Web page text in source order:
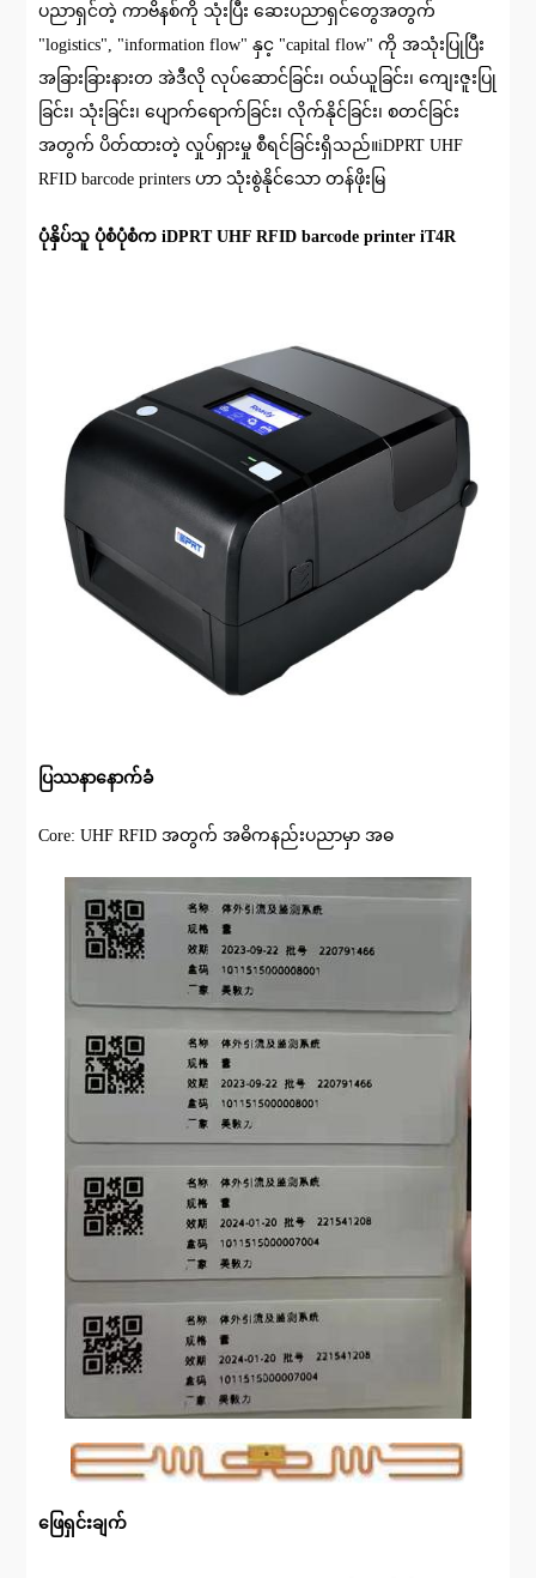
ပညာရှင်တဲ့ ကာဗိနစ်ကို သုံးပြီး ဆေးပညာရှင်တွေအတွက်
"logistics", "information flow" နှင့ "capital flow" ကို အသုံးပြုပြီး
အခြားခြားနားတ အဲဒီလို လုပ်ဆောင်ခြင်း၊ ဝယ်ယူခြင်း၊ ကျေးဇူးပြု
ခြင်း၊ သုံးခြင်း၊ ပျောက်ရောက်ခြင်း၊ လိုက်နိုင်ခြင်း၊ စတင်ခြင်း
အတွက် ပိတ်ထားတဲ့ လှုပ်ရှားမှု စီရင်ခြင်းရှိသည်။iDPRT UHF
RFID barcode printers ဟာ သုံးစွဲနိုင်သော တန်ဖိုးမြ
ပုံနှိပ်သူ ပုံစံပုံစံက iDPRT UHF RFID barcode printer iT4R
ပြဿနာနောက်ခံ
Core: UHF RFID အတွက် အဓိကနည်းပညာမှာ အဓ
ဖြေရှင်းချက်